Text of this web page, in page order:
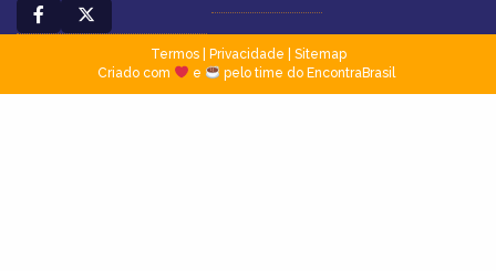
Termos| Privacidade
Sitemap
Criado com
e pelo time do EncontraBrasil